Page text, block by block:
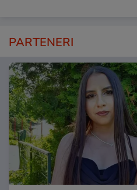
PARTENERI